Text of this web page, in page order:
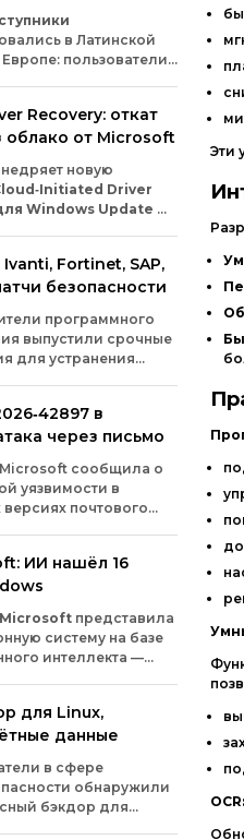
Эти
OCR:
в Латинской
пользователи
троянов. По
из WatchGuard и
— смартфоны.
Recovery: откат
облако от Microsoft
новую
Driver
Windows Update —
обновление вызывает
или получает
компания сможет
без участия
Fortinet, SAP,
безопасности
программного
выпустили срочные
для устранения
доступ к данным
код.
какие проблемы
устранили.
в
через письмо
Microsoft сообщила о
уязвимости в
версиях почтового
по шкалеCVSS
ИИ нашёл 16
Microsoft представила
систему на базе
интеллекта —
и устранения
обеспечении.
закрытогодоступа
для Linux,
данные
в сфере
обнаружили
бэкдор для